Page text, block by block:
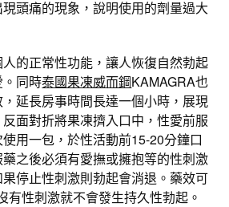
頭痛的現象，說明使用的劑量過大
的正常性功能，讓人恢復自然勃起
同時泰國果凍威而鋼KAMAGRA也
延長房事時間長達一個小時，展現
面對折將果凍擠入口中，性愛前服
用一包，於性活動前15-20分鐘口
藥之後必須有愛撫或擁抱等的性刺激
停止性刺激則勃起會消退。藥效可
有性刺激就不會發生持久性勃起。